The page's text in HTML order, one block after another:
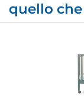
quello